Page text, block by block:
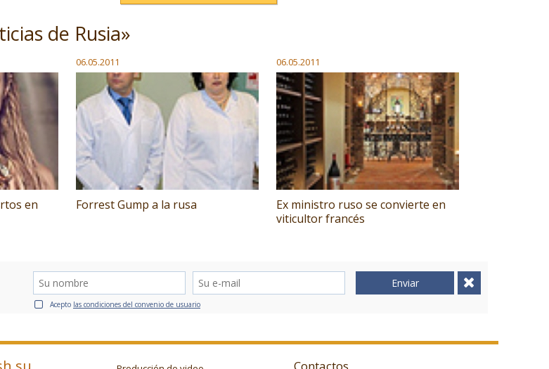
de Rusia»
en
06.05.2011
Forrest Gump a la rusa
06.05.2011
Ex ministro ruso se convierte en
viticultor francés
Enviar
Acepto las condiciones del convenio de usuario
Contactos